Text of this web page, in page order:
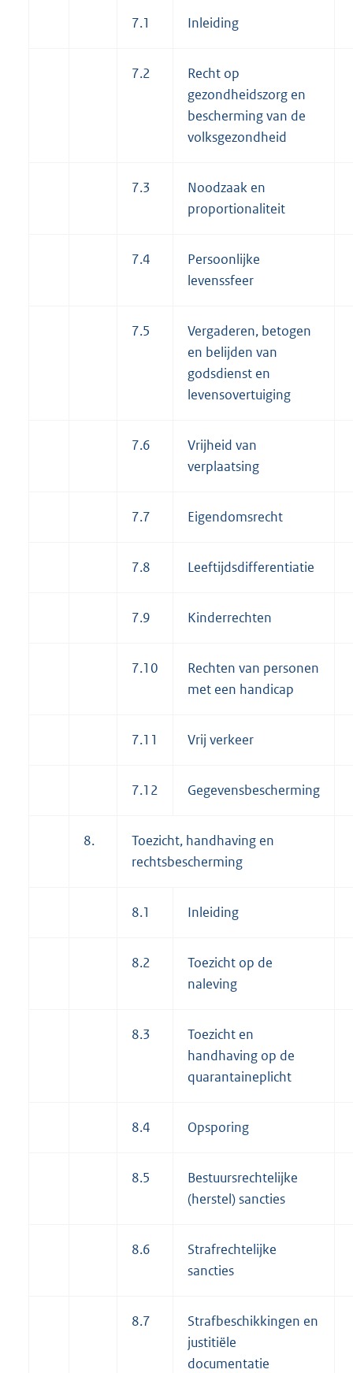
7.1 Inleiding
7.2
Recht op
gezondheidszorg en
bescherming van de
volksgezondheid
7.3
Noodzaak en
proportionaliteit
7.4
Persoonlijke
levenssfeer
7.5
Vergaderen, betogen
en belijden van
godsdienst en
levensovertuiging
7.6
Vrijheid van
verplaatsing
7.7 Eigendomsrecht
7.8 Leeftijdsdifferentiatie
7.9 Kinderrechten
7.10
Rechten van personen
met een handicap
7.11 Vrij verkeer
7.12 Gegevensbescherming
8.
Toezicht, handhaving en
rechtsbescherming
8.1 Inleiding
8.2
Toezicht op de
naleving
8.3
Toezicht en
handhaving op de
quarantaineplicht
8.4 Opsporing
8.5
Bestuursrechtelijke
(herstel) sancties
8.6
Strafrechtelijke
sancties
8.7
Strafbeschikkingen en
justitiële
documentatie